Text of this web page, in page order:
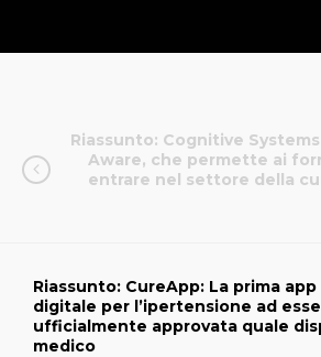
Riassunto: Cognitive
Aware, che permette ai
entrare nel settore della
Riassunto: CureApp: La prima
digitale per l’ipertensione ad
ufficialmente approvata quale
medico